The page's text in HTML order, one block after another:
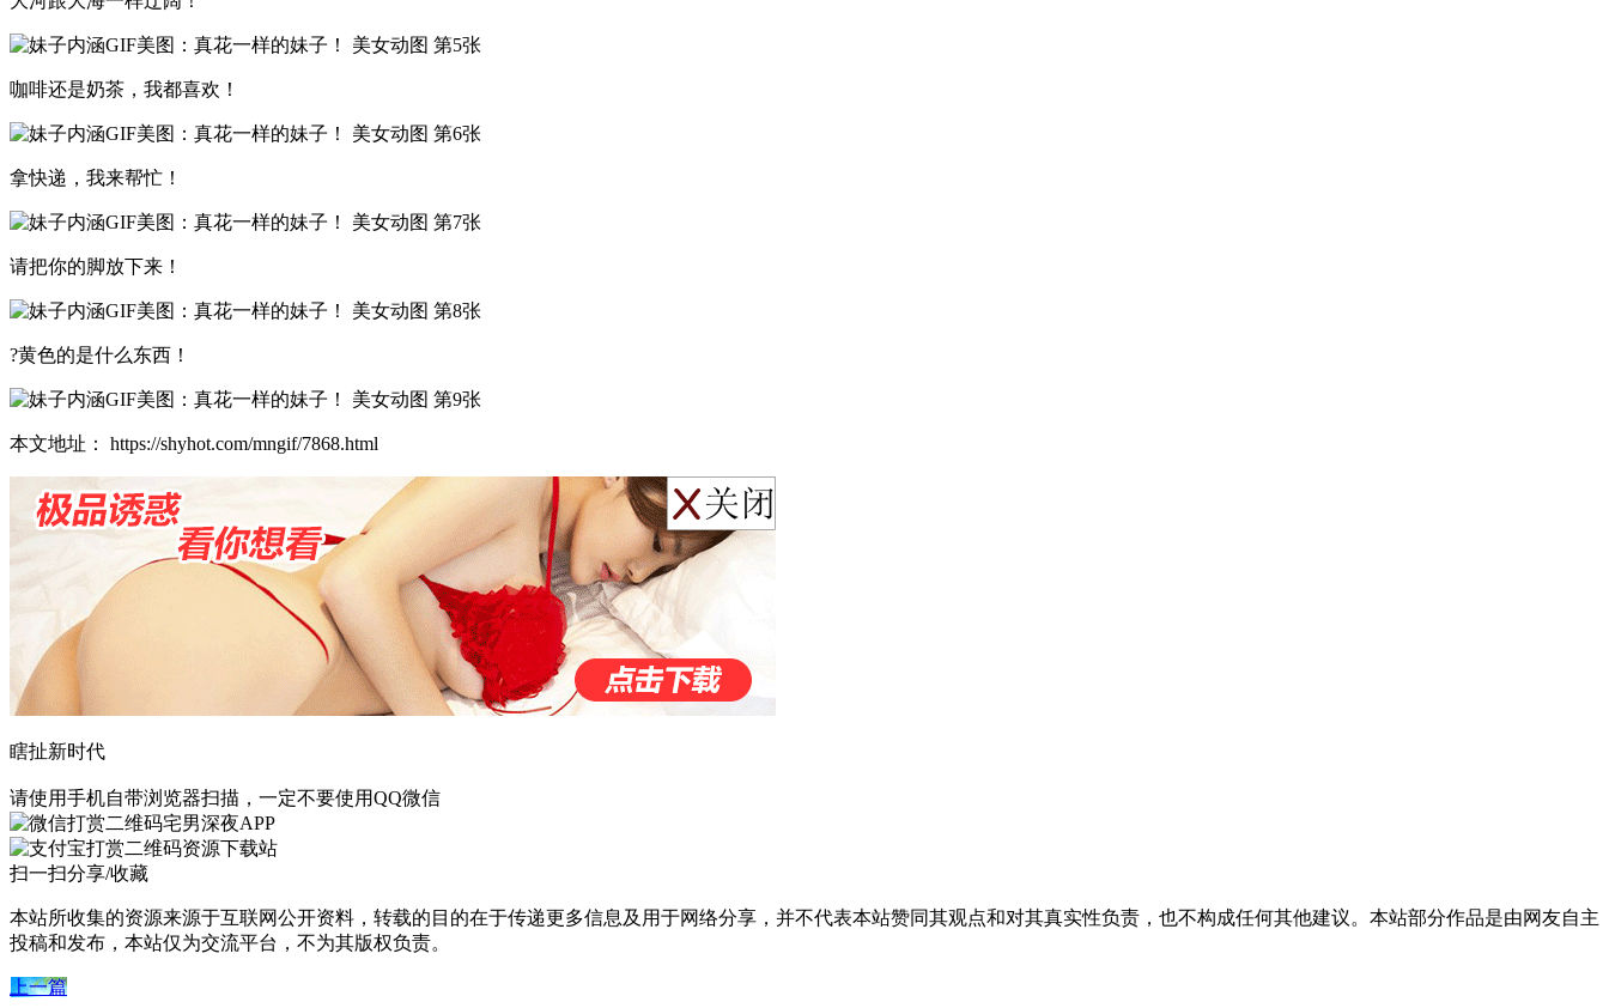
咖啡还是奶茶，我都喜欢！
拿快递，我来帮忙！
请把你的脚放下来！
?黄色的是什么东西！
本文地址： https://shyhot.com/mngif/7868.html
瞎扯新时代
请使用手机自带浏览器扫描，一定不要使用QQ微信
宅男深夜APP
资源下载站
扫一扫分享/收藏
本站所收集的资源来源于互联网公开资料，转载的目的在于传递更多信息及用于网络分享，并不代表本站赞同其观点和对其真实性负责，也不构成任何其他建议。本站部分作品是由网友自主
投稿和发布，本站仅为交流平台，不为其版权负责。
上一篇